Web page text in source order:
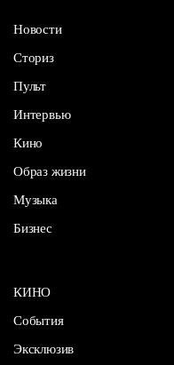
Новости
Сториз
Пульт
Интервью
Кино
Образ жизни
Музыка
Бизнес
КИНО
События
Эксклюзив